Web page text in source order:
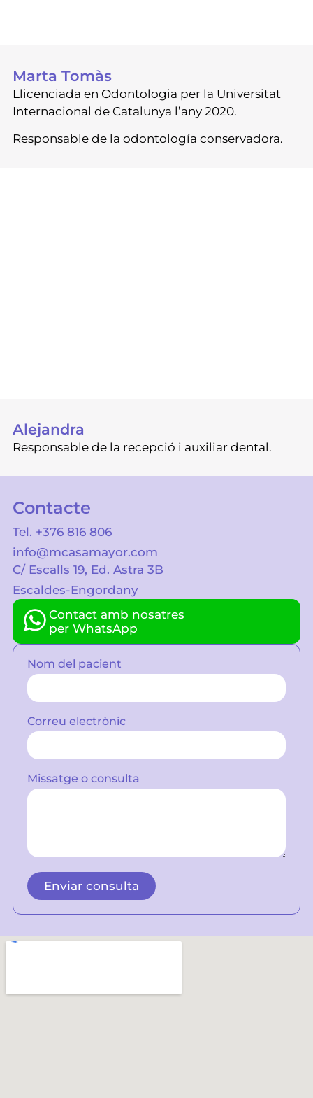
Marta Tomàs
Llicenciada en Odontologia per la Universitat
Internacional de Catalunya l’any 2020.
Responsable de la odontología conservadora.
Alejandra
Responsable de la recepció i auxiliar dental.
Contacte
Tel. +376 816 806
info@mcasamayor.com
C/ Escalls 19, Ed. Astra 3B
Escaldes-Engordany
Contact amb nosatres
per WhatsApp
Nom del pacient
Correu electrònic
Missatge o consulta
Enviar consulta